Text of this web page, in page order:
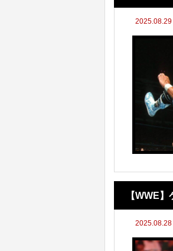
2025.08.29
【WWE
諦めない
2025.08.28